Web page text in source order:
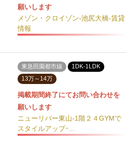
願いします
メゾン・クロイゾン-池尻大橋-賃貸
情報
東急田園都市線
1DK-1LDK
13万～14万
掲載期間終了にてお問い合わせを
願いします
ニューリバー東山-1階２４GYMで
スタイルアップｰ...